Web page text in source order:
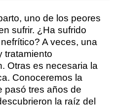
uno de los peores
sufrir. ¿Ha sufrido
A veces, una
tratamiento
Otras es necesaria la
Conoceremos la
pasó tres años de
la raíz del